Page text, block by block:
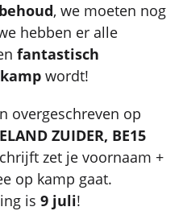
, we moeten nog
hebben er alle
fantastisch
wordt!
overgeschreven op
ZUIDER, BE15
zet je voornaam +
op kamp gaat.
is 9 juli!